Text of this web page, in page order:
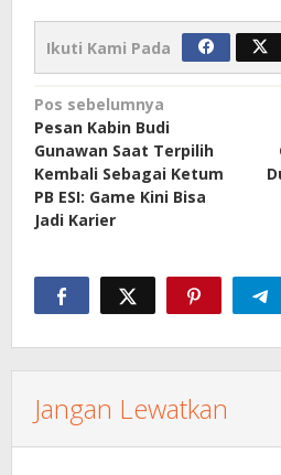
Ikuti Kami Pada
Navigasi
pos
Pos sebelumnya
Pesan Kabin Budi
Gunawan Saat Terpilih
Kembali Sebagai Ketum
PB ESI: Game Kini Bisa
Jadi Karier
Jangan Lewatkan